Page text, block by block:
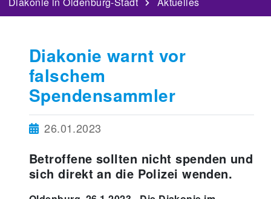
Diakonie warnt vor
falschem
Spendensammler
26.01.2023
Betroffene sollten nicht spenden und
sich direkt an die Polizei wenden.